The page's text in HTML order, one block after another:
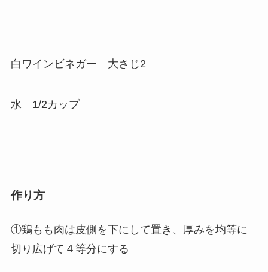
白ワインビネガー 大さじ2
水 1/2カップ
作り方
①鶏もも肉は皮側を下にして置き、厚みを均等に
切り広げて４等分にする